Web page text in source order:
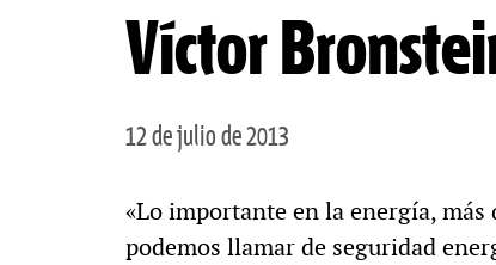
Víctor
12 de julio de 2013
«Lo importante en la energía,
podemos llamar de seguridad